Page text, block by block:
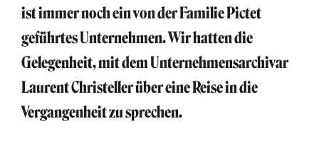
ist immer noch ein von der Familie Pictet
geführtes Unternehmen. Wir hatten die
Gelegenheit, mit dem Unternehmensarchivar
Laurent Christeller über eine Reise in die
Vergangenheit zu sprechen.